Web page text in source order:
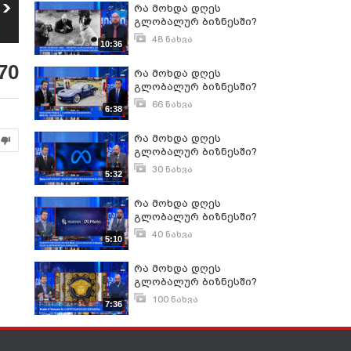
რა მოხდა დღეს
გლობალურ
ბიზნესში?
ნახვა
5
როგორი იყო
განვლილი 7 თვე
გლობალური
ბირჟებისთვის?
14
10:36
რა მოხდა დღეს
გლობალურ ბიზნესში?
48 ნახვა
6:38
რა მოხდა დღეს
გლობალურ ბიზნესში?
66 ნახვა
5:32
რა მოხდა დღეს
გლობალურ ბიზნესში?
30 ნახვა
5:10
რა მოხდა დღეს
გლობალურ ბიზნესში?
40 ნახვა
7:36
რა მოხდა დღეს
გლობალურ ბიზნესში?
100 ნახვა